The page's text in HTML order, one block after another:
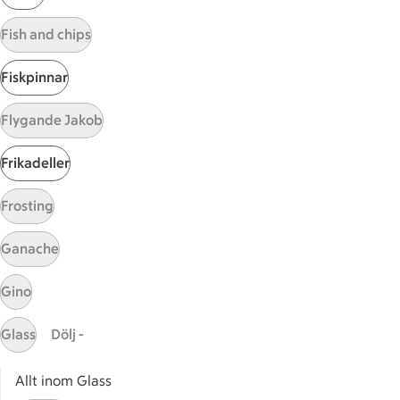
Sidfot
Start
Få snabbt svar
FAQ
Kundservice
Kontakta oss
Handla
ICAs matkasse
Fish and chips
Fiskpinnar
Flygande Jakob
Frikadeller
Frosting
Ganache
Gino
Glass Dölj -
Allt inom Glass